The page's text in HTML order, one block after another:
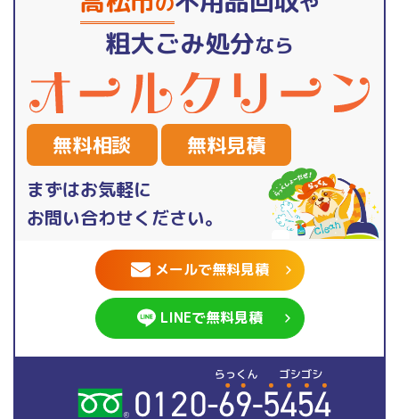
粗大ごみ処分なら
無料相談 無料見積
まずはお気軽に
お問い合わせください。
メールで無料見積
LINEで無料見積